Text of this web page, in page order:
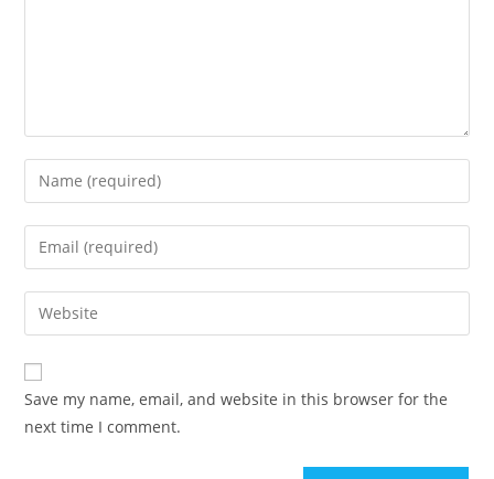
Save my name, email, and website in this browser for the
next time I comment.